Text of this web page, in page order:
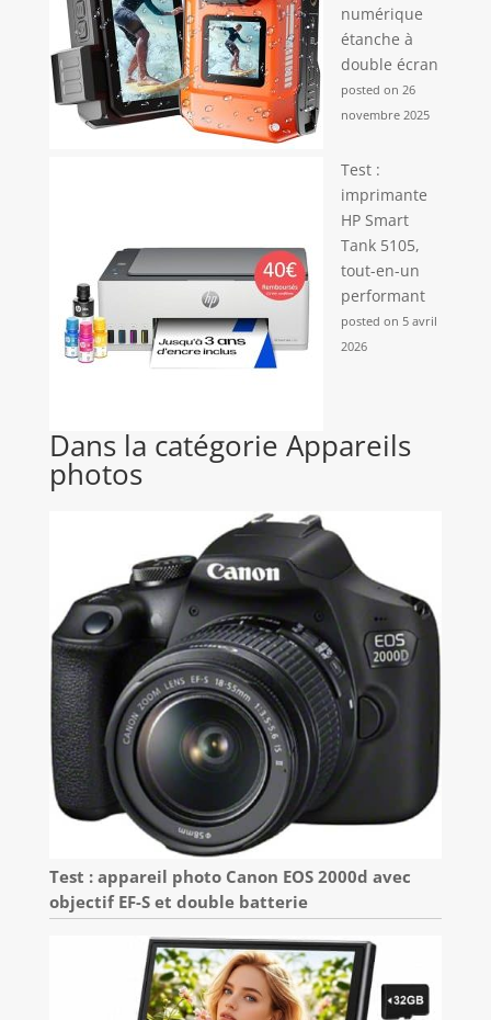
numérique
étanche à
double écran
posted on 26
novembre 2025
Test :
imprimante
HP Smart
Tank 5105,
tout-en-un
performant
posted on 5 avril
2026
Dans la catégorie Appareils
photos
Test : appareil photo Canon EOS 2000d avec
objectif EF-S et double batterie